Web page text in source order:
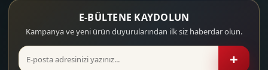
E-BÜLTENE KAYDOLUN
Kampanya ve yeni ürün duyurularından ilk siz haberdar olun.
+